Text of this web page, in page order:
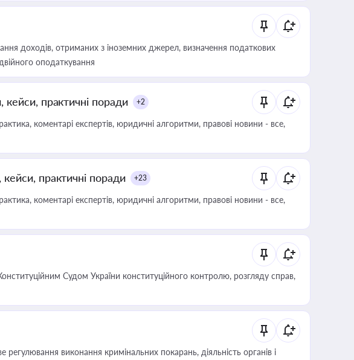
доходів, отриманих з іноземних джерел, визначення податкових
оподаткування
кейси, практичні поради +2
коментарі експертів, юридичні алгоритми, правові новини - все,
практичні поради +23
коментарі експертів, юридичні алгоритми, правові новини - все,
Судом України конституційного контролю, розгляду справ,
регулювання виконання кримінальних покарань, діяльність органів і